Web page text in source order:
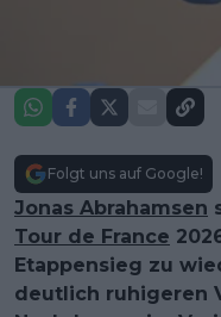
Folgt uns auf Google!
Jonas Abrahamsen
Tour de France
Etappensieg zu
deutlich ruhigeren